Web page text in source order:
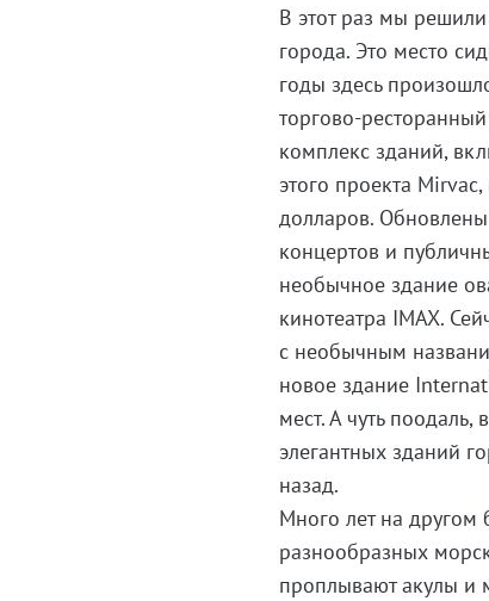
В этот раз мы
города. Это место
годы здесь
торгово-
комплекс зданий,
этого проекта
долларов.
концертов и
необычное здание
кинотеатра IMAX.
с необычным
новое здание
мест. А чуть
элегантных зданий
назад.
Много лет на другом
разнообразных
проплывают акулы и